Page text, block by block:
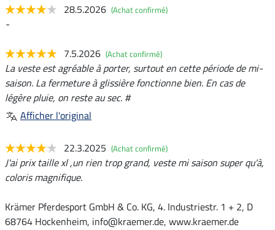
28.5.2026 (Achat confirmé)
-
7.5.2026 (Achat confirmé)
La veste est agréable à porter, surtout en cette période de mi-
saison. La fermeture à glissière fonctionne bien. En cas de
légère pluie, on reste au sec. #
Afficher l'original
22.3.2025 (Achat confirmé)
J'ai prix taille xl ,un rien trop grand, veste mi saison super qu'à,
coloris magnifique.
Krämer Pferdesport GmbH & Co. KG, 4. Industriestr. 1 + 2, D
68764 Hockenheim, info@kraemer.de, www.kraemer.de